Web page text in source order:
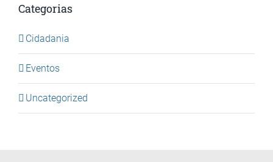
Categorias
Cidadania
Eventos
Uncategorized